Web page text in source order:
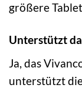
größere
Unterstützt
Ja, das
unterstützt